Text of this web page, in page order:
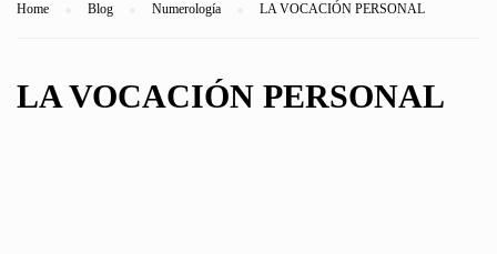
Home Blog Numerología LA VOCACIÓN PERSONAL
LA VOCACIÓN PERSONAL